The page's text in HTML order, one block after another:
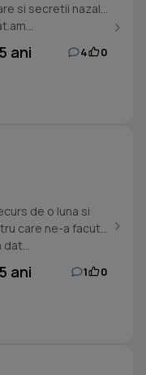
si secretii nazale
ani 4 0
de o luna si
care ne-a facut
dat...
ani 1 0